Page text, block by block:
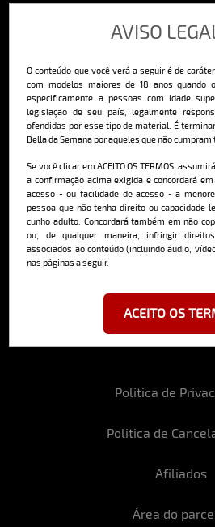
AVISO LEGAL
O conteúdo que você verá a seguir é de
com modelos maiores de 18 anos quando
especificamente a pessoas com idade
legislação de seu país, legalmente
ofendidas por esse tipo de material. É
Bella da Semana por aqueles que não
Se você clicar em ACEITO OS TERMOS,
a confirmação acima exigida e concordará
acesso - ou facilidade de acesso - a
pessoa que não tenha direito ou capacidade
cunho adulto. Concordará também em não
ou, de qualquer maneira, infringir
associados ao conteúdo (incluindo áudio,
nas páginas a seguir.
ACEITO OS
O Bella da Semana é a maior e mais
do Brasil, com ensaios fotográficos e
qualidade, além de conteúdo editorial
Saiba mais
Politica de
Politica de
Afiliados
Área do
Cadastre-se e
deliciosa
Ao se cadastrar, você concorda em